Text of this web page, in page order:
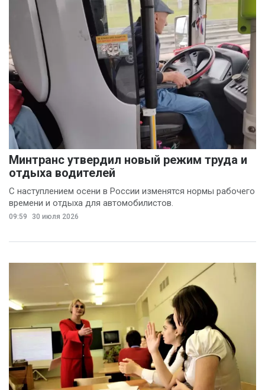
Минтранс утвердил новый режим труда и
отдыха водителей
С наступлением осени в России изменятся нормы рабочего
времени и отдыха для автомобилистов.
09:59 30 июля 2026